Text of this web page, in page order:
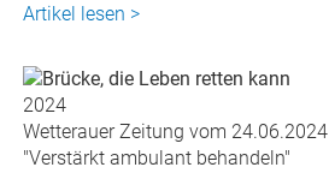
Artikel lesen >
2024
Wetterauer Zeitung vom 24.06.2024
"Verstärkt ambulant behandeln"